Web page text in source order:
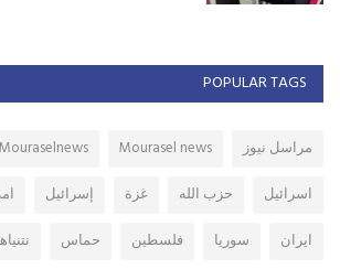
POPULAR TAGS
مراسل نيوز Mourasel news
Mouraselnews
اسرائيل
حزب الله غزة إسرائيل
ايران
سوريا فلسطين حماس